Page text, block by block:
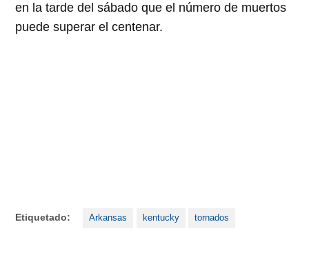
en la tarde del sábado que el número de muertos
puede superar el centenar.
Etiquetado: Arkansas kentucky tornados